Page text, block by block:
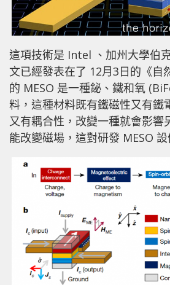
這項技術是 Intel 、加州大學伯
文已經發表在了 12月3日的《自
的 MESO 是一種鉍、鐵和氧
料，這種材料既有鐵磁性又有鐵
又有耦合性，改變一種就會影響
能改變磁場，這對研發 MESO 設